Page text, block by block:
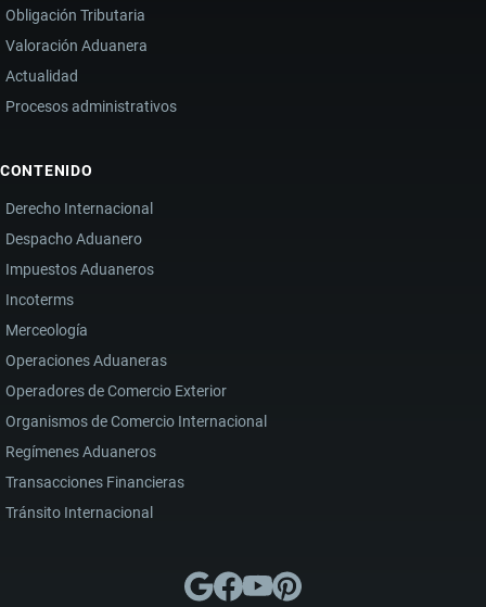
Obligación Tributaria
Valoración Aduanera
Actualidad
Procesos administrativos
CONTENIDO
Derecho Internacional
Despacho Aduanero
Impuestos Aduaneros
Incoterms
Merceología
Operaciones Aduaneras
Operadores de Comercio Exterior
Organismos de Comercio Internacional
Regímenes Aduaneros
Transacciones Financieras
Tránsito Internacional